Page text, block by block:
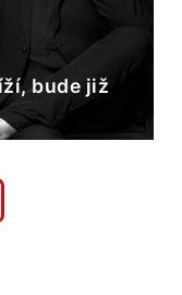
bude již